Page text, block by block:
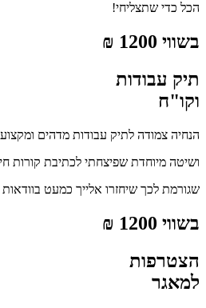
הכל כדי שתצליחי!
בשווי 1200 ₪
תיק עבודות
וקו"ח
הנחיה צמודה לתיק עבודות מדהים
ושיטה מיוחדת שפיצחתי לכתיבת קורות
שגורמת לכך שיחזרו אלייך כמעט בוודאות
בשווי 1200 ₪
הצטרפות
למאגר